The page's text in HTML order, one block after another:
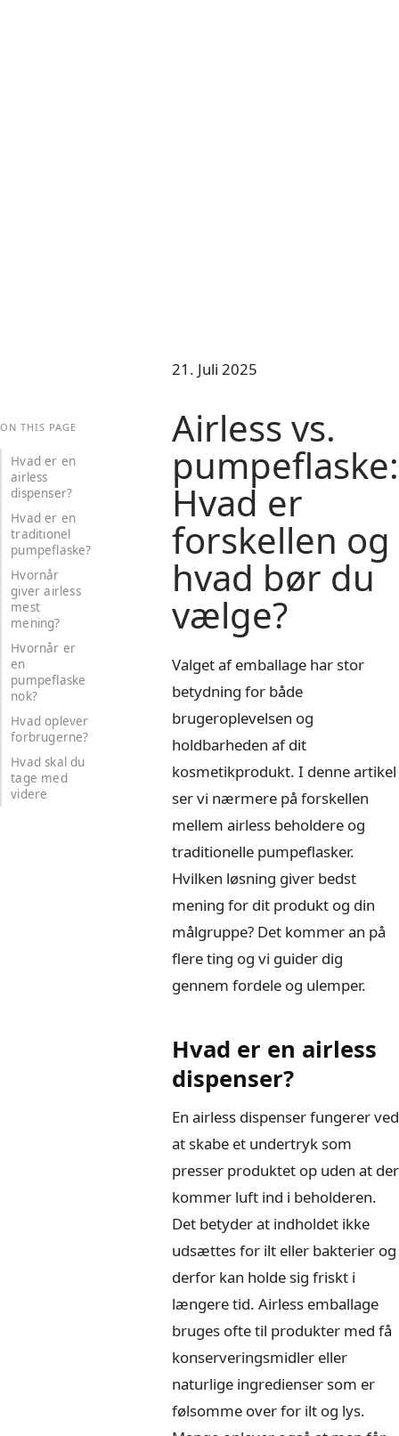
ON THIS PAGE
Hvad er en
airless
dispenser?
Hvad er en
traditionel
pumpeflaske?
Hvornår
giver airless
mest
mening?
Hvornår er
en
pumpeflaske
nok?
Hvad oplever
forbrugerne?
Hvad skal du
tage med
videre
21. Juli 2025
Airless vs.
pumpeflaske:
Hvad er
forskellen og
hvad bør du
vælge?
Valget af emballage har stor
betydning for både
brugeroplevelsen og
holdbarheden af dit
kosmetikprodukt. I denne artikel
ser vi nærmere på forskellen
mellem airless beholdere og
traditionelle pumpeflasker.
Hvilken løsning giver bedst
mening for dit produkt og din
målgruppe? Det kommer an på
flere ting og vi guider dig
gennem fordele og ulemper.
Hvad er en airless
dispenser?
En airless dispenser fungerer ved
at skabe et undertryk som
presser produktet op uden at der
kommer luft ind i beholderen.
Det betyder at indholdet ikke
udsættes for ilt eller bakterier og
derfor kan holde sig friskt i
længere tid. Airless emballage
bruges ofte til produkter med få
konserveringsmidler eller
naturlige ingredienser som er
følsomme over for ilt og lys.